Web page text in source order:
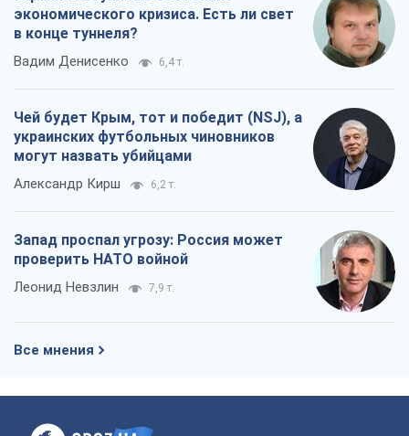
экономического кризиса. Есть ли свет
в конце туннеля?
Вадим Денисенко 6,4 т.
Чей будет Крым, тот и победит (NSJ), а
украинских футбольных чиновников
могут назвать убийцами
Александр Кирш 6,2 т.
Запад проспал угрозу: Россия может
проверить НАТО войной
Леонид Невзлин 7,9 т.
Все мнения